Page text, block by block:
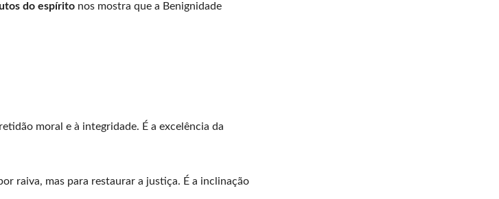
do espírito nos mostra que a Benignidade
moral e à integridade. É a excelência da
raiva, mas para restaurar a justiça. É a inclinação